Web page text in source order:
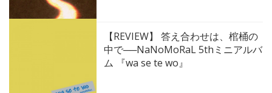
【REVIEW】 答え合わせは、棺桶の
中で──NaNoMoRaL 5thミニアルバ
ム 『wa se te wo』